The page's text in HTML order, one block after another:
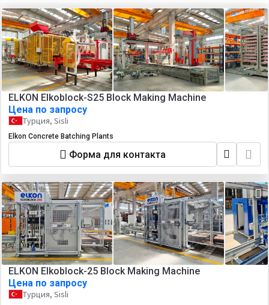
ELKON Elkoblock-S25 Block Making Machine
Цена по запросу
Турция, Sisli
Elkon Concrete Batching Plants
Форма для контакта
ELKON Elkoblock-25 Block Making Machine
Цена по запросу
Турция, Sisli